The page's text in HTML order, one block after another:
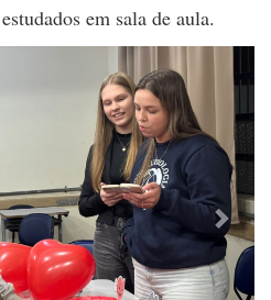
em sala de aula.